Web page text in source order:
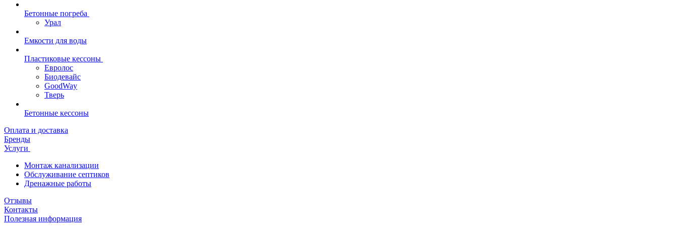
Бетонные погреба
Урал
Емкости для воды
Пластиковые кессоны
Евролос
Биодевайс
GoodWay
Тверь
Бетонные кессоны
Оплата и доставка
Бренды
Услуги
Монтаж канализации
Обслуживание септиков
Дренажные работы
Отзывы
Контакты
Полезная информация